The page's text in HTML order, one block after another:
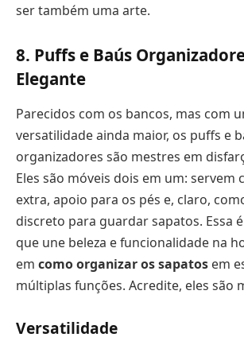
ser também uma arte.
8. Puffs e Baús
Elegante
Parecidos com os bancos, mas com
versatilidade ainda maior, os puffs e
organizadores são mestres em
Eles são móveis dois em um: servem
extra, apoio para os pés e, claro,
discreto para guardar sapatos. Essa
que une beleza e funcionalidade na
em como organizar os sapatos em
múltiplas funções. Acredite, eles são
Versatilidade